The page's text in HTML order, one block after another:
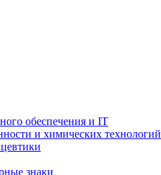
обеспечения и IT
и химических технологий
знаки